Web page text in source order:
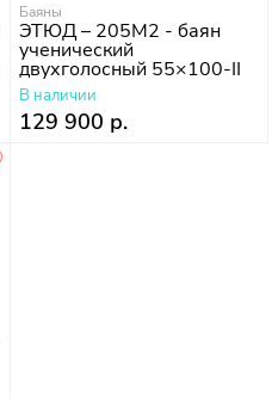
Баяны
ЭТЮД – 205М2 - баян
ученический
двухголосный 55×100-II
БН-40
В наличии
129 900 р.